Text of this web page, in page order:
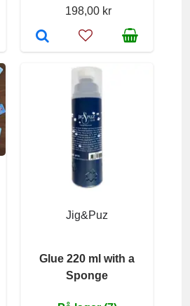
198,00 kr
Jig&Puz
Glue 220 ml with a
Sponge